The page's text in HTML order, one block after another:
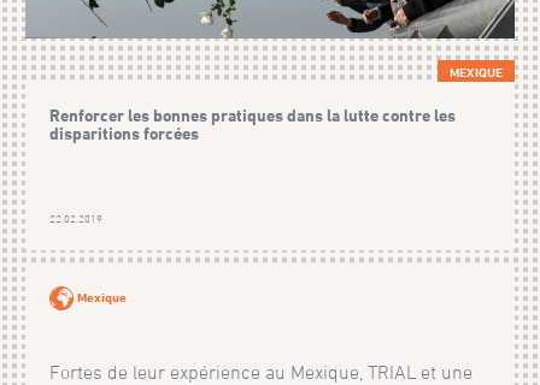
MEXIQUE
Renforcer les bonnes pratiques dans la lutte contre les
disparitions forcées
22.02.2019
Mexique
Fortes de leur expérience au Mexique, TRIAL et une